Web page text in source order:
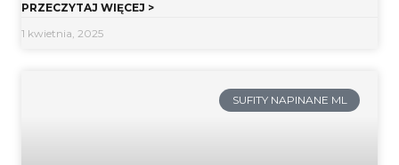
PRZECZYTAJ WIĘCEJ >
1 kwietnia, 2025
SUFITY NAPINANE ML